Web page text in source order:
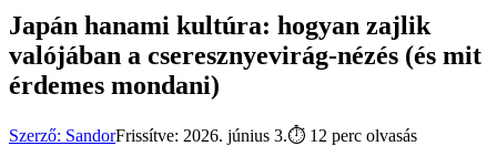
Japán hanami kultúra: hogyan zajlik
valójában a cseresznyevirág-nézés (és mit
érdemes mondani)
Szerző: SandorFrissítve: 2026. június 3.⏱ 12 perc olvasás